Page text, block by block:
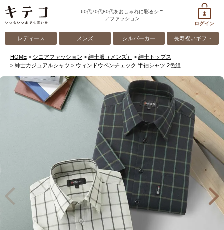
60代70代80代をおしゃれに彩るシニ
アファッション
ログイン
レディース メンズ シルバーカー 長寿祝いギフト
HOME シニアファッション 紳士服（メンズ）
紳士トップス
紳士カジュアルシャツ
ウィンドウペンチェック 半袖シャツ 2色組